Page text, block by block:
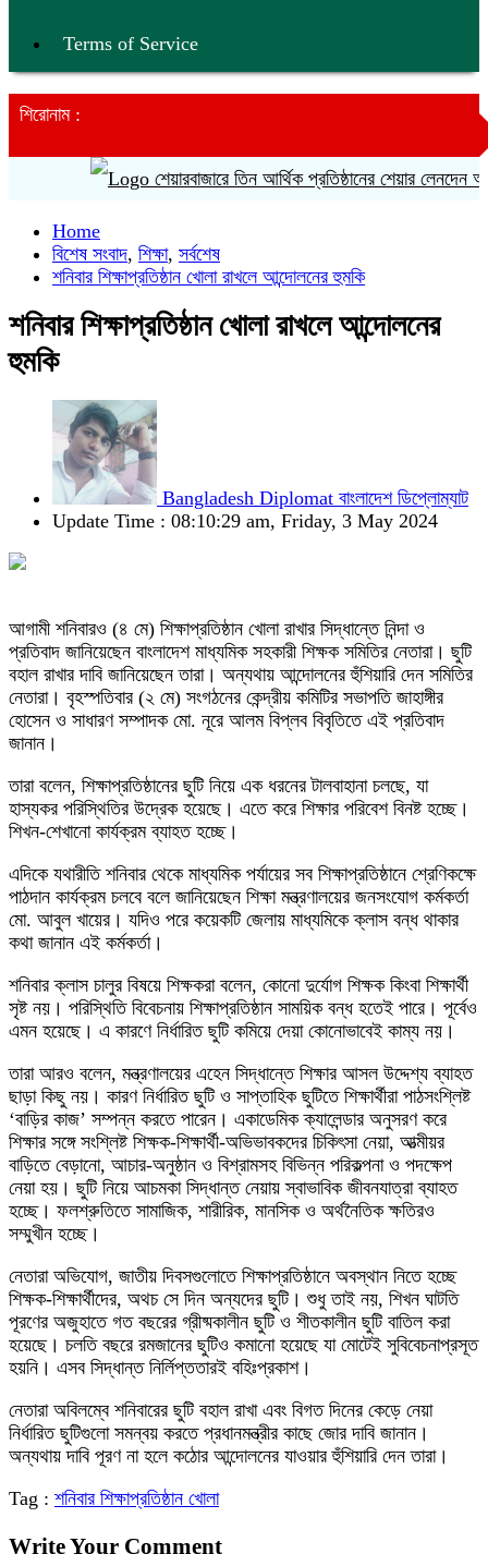
Terms of Service
শিরোনাম :
শেয়ারবাজারে তিন আর্থিক প্রতিষ্ঠানের শেয়ার লেনদেন
Home
বিশেষ সংবাদ, শিক্ষা, সর্বশেষ
শনিবার শিক্ষাপ্রতিষ্ঠান খোলা রাখলে আন্দোলনের হুমকি
শনিবার শিক্ষাপ্রতিষ্ঠান খোলা রাখলে আন্দোলনের
হুমকি
Bangladesh Diplomat বাংলাদেশ ডিপ্লোম্যাট
Update Time : 08:10:29 am, Friday, 3 May 2024
আগামী শনিবারও (৪ মে) শিক্ষাপ্রতিষ্ঠান খোলা রাখার সিদ্ধান্তে নিন্দা ও
প্রতিবাদ জানিয়েছেন বাংলাদেশ মাধ্যমিক সহকারী শিক্ষক সমিতির নেতারা। ছুটি
বহাল রাখার দাবি জানিয়েছেন তারা। অন্যথায় আন্দোলনের হুঁশিয়ারি দেন সমিতির
নেতারা। বৃহস্পতিবার (২ মে) সংগঠনের কেন্দ্রীয় কমিটির সভাপতি জাহাঙ্গীর
হোসেন ও সাধারণ সম্পাদক মো. নূরে আলম বিপ্লব বিবৃতিতে এই প্রতিবাদ
জানান।
তারা বলেন, শিক্ষাপ্রতিষ্ঠানের ছুটি নিয়ে এক ধরনের টালবাহানা চলছে, যা
হাস্যকর পরিস্থিতির উদ্রেক হয়েছে। এতে করে শিক্ষার পরিবেশ বিনষ্ট হচ্ছে।
শিখন-শেখানো কার্যক্রম ব্যাহত হচ্ছে।
এদিকে যথারীতি শনিবার থেকে মাধ্যমিক পর্যায়ের সব শিক্ষাপ্রতিষ্ঠানে শ্রেণিকক্ষে
পাঠদান কার্যক্রম চলবে বলে জানিয়েছেন শিক্ষা মন্ত্রণালয়ের জনসংযোগ কর্মকর্তা
মো. আবুল খায়ের। যদিও পরে কয়েকটি জেলায় মাধ্যমিকে ক্লাস বন্ধ থাকার
কথা জানান এই কর্মকর্তা।
শনিবার ক্লাস চালুর বিষয়ে শিক্ষকরা বলেন, কোনো দুর্যোগ শিক্ষক কিংবা শিক্ষার্থী
সৃষ্ট নয়। পরিস্থিতি বিবেচনায় শিক্ষাপ্রতিষ্ঠান সাময়িক বন্ধ হতেই পারে। পূর্বেও
এমন হয়েছে। এ কারণে নির্ধারিত ছুটি কমিয়ে দেয়া কোনোভাবেই কাম্য নয়।
তারা আরও বলেন, মন্ত্রণালয়ের এহেন সিদ্ধান্তে শিক্ষার আসল উদ্দেশ্য ব্যাহত
ছাড়া কিছু নয়। কারণ নির্ধারিত ছুটি ও সাপ্তাহিক ছুটিতে শিক্ষার্থীরা পাঠসংশ্লিষ্ট
‘বাড়ির কাজ’ সম্পন্ন করতে পারেন। একাডেমিক ক্যালেন্ডার অনুসরণ করে
শিক্ষার সঙ্গে সংশ্লিষ্ট শিক্ষক-শিক্ষার্থী-অভিভাবকদের চিকিৎসা নেয়া, আত্মীয়র
বাড়িতে বেড়ানো, আচার-অনুষ্ঠান ও বিশ্রামসহ বিভিন্ন পরিকল্পনা ও পদক্ষেপ
নেয়া হয়। ছুটি নিয়ে আচমকা সিদ্ধান্ত নেয়ায় স্বাভাবিক জীবনযাত্রা ব্যাহত
হচ্ছে। ফলশ্রুতিতে সামাজিক, শারীরিক, মানসিক ও অর্থনৈতিক ক্ষতিরও
সম্মুখীন হচ্ছে।
নেতারা অভিযোগ, জাতীয় দিবসগুলোতে শিক্ষাপ্রতিষ্ঠানে অবস্থান নিতে হচ্ছে
শিক্ষক-শিক্ষার্থীদের, অথচ সে দিন অন্যদের ছুটি। শুধু তাই নয়, শিখন ঘাটতি
পূরণের অজুহাতে গত বছরের গ্রীষ্মকালীন ছুটি ও শীতকালীন ছুটি বাতিল করা
হয়েছে। চলতি বছরে রমজানের ছুটিও কমানো হয়েছে যা মোটেই সুবিবেচনাপ্রসূত
হয়নি। এসব সিদ্ধান্ত নির্লিপ্ততারই বহিঃপ্রকাশ।
নেতারা অবিলম্বে শনিবারের ছুটি বহাল রাখা এবং বিগত দিনের কেড়ে নেয়া
নির্ধারিত ছুটিগুলো সমন্বয় করতে প্রধানমন্ত্রীর কাছে জোর দাবি জানান।
অন্যথায় দাবি পূরণ না হলে কঠোর আন্দোলনের যাওয়ার হুঁশিয়ারি দেন তারা।
Tag : শনিবার শিক্ষাপ্রতিষ্ঠান খোলা
Write Your Comment